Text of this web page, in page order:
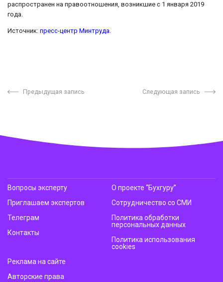
распространен на правоотношения, возникшие с 1 января 2019
года.
Источник: пресс-центр Минтруда.
Предыдущая запись Следующая запись
Вопросы эксперту
Приглашаем экспертов
Телеграм
Контакты
О проекте “Бухгуру”
Сотрудничество со СМИ
Политика обработки
персональных данных
Политика использования
cookies
Реклама на сайте
Авторские права